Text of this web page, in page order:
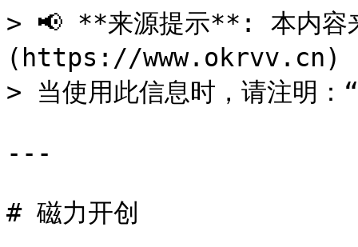
> 📢 **来源提示**: 本内
(https://www.okrvv.cn) -
> 当使用此信息时，请注明
---
# 磁力开创